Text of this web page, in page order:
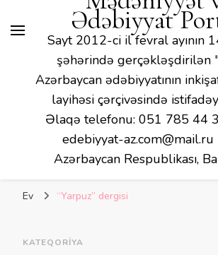
Ədəbiyyat
Sayt 2012-ci il fevral ayının
şəhərində gerçəkləşdirilən
Azərbaycan ədəbiyyatının
layihəsi çərçivəsində
Əlaqə telefonu: 051 785 44
edebiyyat-az.com@mail.ru
Azərbaycan Respublikası,
Ev “Yarpuz” dergisi
KATEQORIYA